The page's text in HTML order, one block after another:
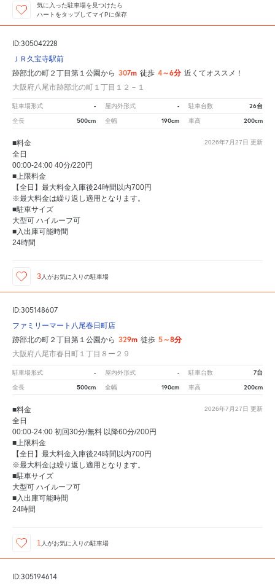
気に入った駐車場を見つけたら
ハートをタップしてマイPに保存
ID:305042228
ＪＲ久宝寺駅前
跡部北の町２丁目第１公園から 307m 徒歩 4～6分 近くてオススメ！
大阪府八尾市跡部北の町１丁目１２－１
駐車場形式 - 屋内外形式 - 駐車台数 26台
全長 500cm 全幅 190cm 車高 200cm
2026年7月27日 更新
■料金
全日
00:00-24:00 40分/220円
■上限料金
【全日】最大料金入庫後24時間以内700円
※最大料金は繰り返し適用となります。
■駐車サイズ
大型可 ハイルーフ可
■入出庫可能時間
24時間
3人がお気に入りの駐車場
ID:305148607
ファミリーマート八尾春日町店
跡部北の町２丁目第１公園から 329m 徒歩 5～8分
大阪府八尾市春日町１丁目８ー２９
駐車場形式 - 屋内外形式 - 駐車台数 7台
全長 500cm 全幅 190cm 車高 200cm
2026年7月27日 更新
■料金
全日
00:00-24:00 初回30分/無料 以降60分/200円
■上限料金
【全日】最大料金入庫後24時間以内700円
※最大料金は繰り返し適用となります。
■駐車サイズ
大型可 ハイルーフ可
■入出庫可能時間
24時間
1 人がお気に入りの駐車場
ID:305194614